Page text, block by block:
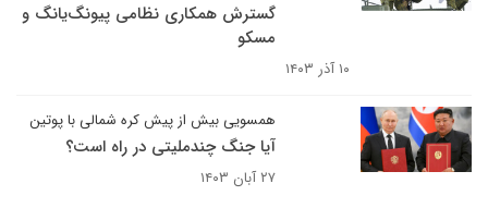
گسترش همکاری نظامی پیونگ‌یانگ و
مسکو
۱۰ آذر ۱۴۰۳
همسویی بیش از پیش کره شمالی با پوتین
آیا جنگ چندملیتی در راه است؟
۲۷ آبان ۱۴۰۳